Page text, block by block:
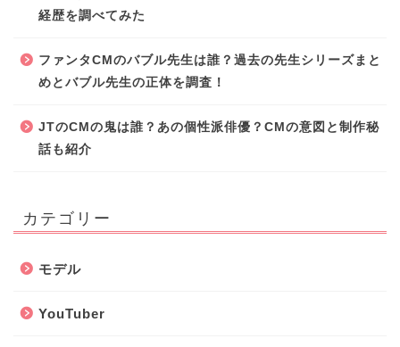
経歴を調べてみた
ファンタCMのバブル先生は誰？過去の先生シリーズまと
めとバブル先生の正体を調査！
JTのCMの鬼は誰？あの個性派俳優？CMの意図と制作秘
話も紹介
カテゴリー
モデル
YouTuber